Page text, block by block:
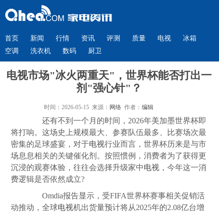
首页 新闻 行情 资讯 评测 质量 电视
冰箱
空调
洗衣机 数码 厨卫
电视市场"冰火两重天"，世界杯能否打出一
剂"强心针"？
时间：2026-05-15 来源： 网络作者： 编辑
还有不到一个月的时间，2026年美加墨世界杯即
将打响。这场史上规模最大、参赛队伍最多、比赛场次最
密集的足球盛宴，对于电视行业而言，世界杯历来是与市
场息息相关的关键催化剂。按照惯例，消费者为了获得更
沉浸的观赛体验，往往会选择升级家中电视 ，今年这一消
费逻辑是否依然成立?
Omdia报告显示，受FIFA世界杯赛事相关促销活
动推动，全球电视机出货量预计将从2025年的2.08亿台增